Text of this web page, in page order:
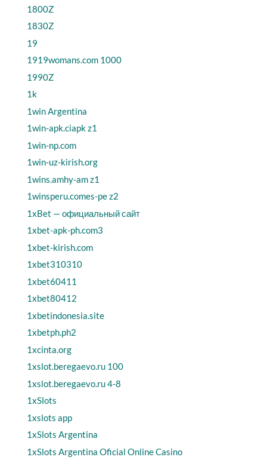
1800Z
1830Z
19
1919womans.com 1000
1990Z
1k
1win Argentina
1win-apk.ciapk z1
1win-np.com
1win-uz-kirish.org
1wins.amhy-am z1
1winsperu.comes-pe z2
1xBet — официальный сайт
1xbet-apk-ph.com3
1xbet-kirish.com
1xbet310310
1xbet60411
1xbet80412
1xbetindonesia.site
1xbetph.ph2
1xcinta.org
1xslot.beregaevo.ru 100
1xslot.beregaevo.ru 4-8
1xSlots
1xslots app
1xSlots Argentina
1xSlots Argentina Oficial Online Casino